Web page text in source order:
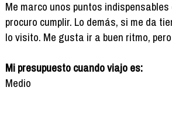
Me marco unos puntos
procuro cumplir. Lo demás, si me da
lo visito. Me gusta ir a buen ritmo,
Mi presupuesto cuando viajo es:
Medio